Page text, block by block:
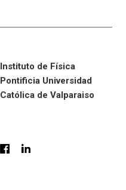
Instituto de Física
Pontificia Universidad
Católica de Valparaiso